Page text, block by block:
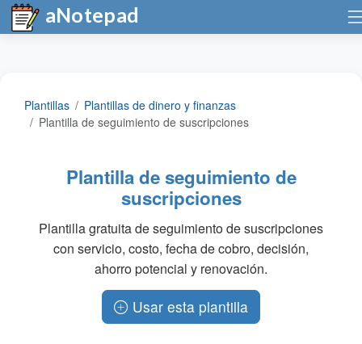
aNotepad
Plantillas
Plantillas de dinero y finanzas
Plantilla de seguimiento de suscripciones
Plantilla de seguimiento de
suscripciones
Plantilla gratuita de seguimiento de suscripciones
con servicio, costo, fecha de cobro, decisión,
ahorro potencial y renovación.
Usar esta plantilla